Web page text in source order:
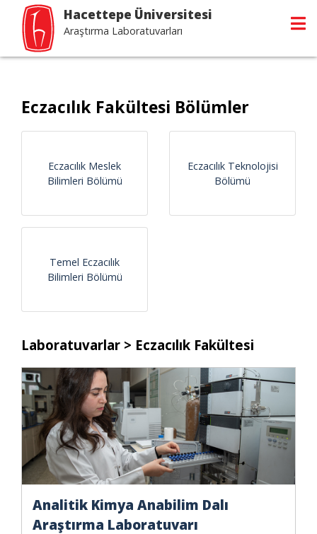
Hacettepe Üniversitesi
Araştırma Laboratuvarları
Eczacılık Fakültesi Bölümler
Eczacılık Meslek
Bilimleri Bölümü
Eczacılık Teknolojisi
Bölümü
Temel Eczacılık
Bilimleri Bölümü
Laboratuvarlar > Eczacılık Fakültesi
Analitik Kimya Anabilim Dalı
Araştırma Laboratuvarı